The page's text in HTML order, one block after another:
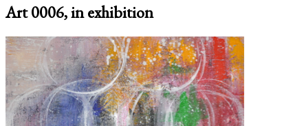
Art 0006, in exhibition